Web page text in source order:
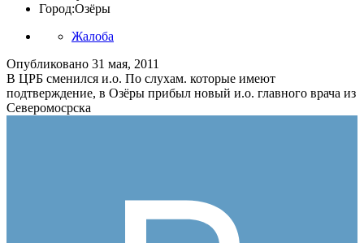
Город:Озёры
Жалоба
Опубликовано 31 мая, 2011
В ЦРБ сменился и.о. По слухам. которые имеют
подтверждение, в Озёры прибыл новый и.о. главного врача из
Северомосрска